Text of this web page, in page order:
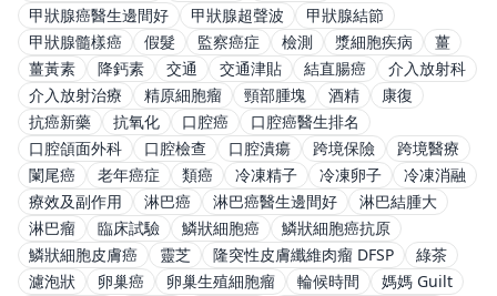
甲狀腺癌醫生邊間好
甲狀腺超聲波
甲狀腺結節
甲狀腺髓樣癌
假髮 監察癌症 檢測 漿細胞疾病
薑
薑黃素
降鈣素 交通 交通津貼 結直腸癌
介入放射科
介入放射治療
精原細胞瘤 頸部腫塊 酒精
康復
抗癌新藥
抗氧化 口腔癌
口腔癌醫生排名
口腔頜面外科
口腔檢查 口腔潰瘍 跨境保險
跨境醫療
闌尾癌
老年癌症 類癌 冷凍精子 冷凍卵子
冷凍消融
療效及副作用
淋巴癌 淋巴癌醫生邊間好
淋巴結腫大
淋巴瘤
臨床試驗 鱗狀細胞癌
鱗狀細胞癌抗原
鱗狀細胞皮膚癌
靈芝 隆突性皮膚纖維肉瘤 DFSP
綠茶
濾泡狀
卵巢癌 卵巢生殖細胞瘤 輪候時間
媽媽 Guilt